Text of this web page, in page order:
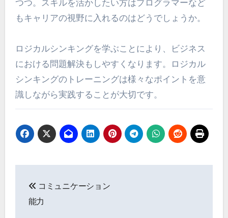
つつ。スキルを活かしたい方はプログラマーなど
もキャリアの視野に入れるのはどうでしょうか。
ロジカルシンキングを学ぶことにより、ビジネス
における問題解決もしやすくなります。ロジカル
シンキングのトレーニングは様々なポイントを意
識しながら実践することが大切です。
稿
コミュニケーション
能力